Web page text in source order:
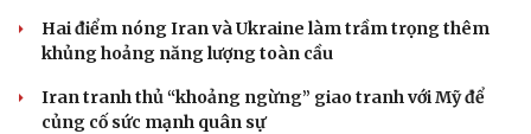
Hai điểm nóng Iran và Ukraine làm trầm trọng thêm
khủng hoảng năng lượng toàn cầu
Iran tranh thủ “khoảng ngừng” giao tranh với Mỹ để
củng cố sức mạnh quân sự